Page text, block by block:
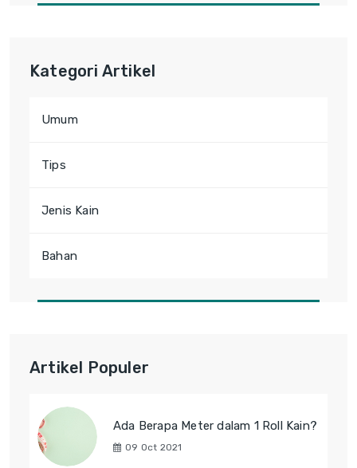
Kategori Artikel
Umum
Tips
Jenis Kain
Bahan
Artikel Populer
Ada Berapa Meter dalam 1 Roll Kain?
09 Oct 2021